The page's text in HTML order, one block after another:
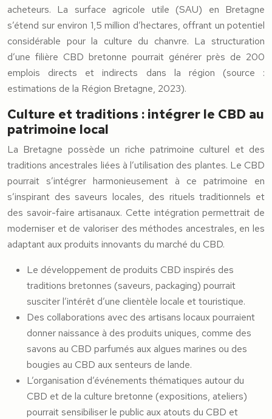
acheteurs. La surface agricole utile (SAU) en Bretagne
s’étend sur environ 1,5 million d’hectares, offrant un potentiel
considérable pour la culture du chanvre. La structuration
d’une filière CBD bretonne pourrait générer près de 200
emplois directs et indirects dans la région (source :
estimations de la Région Bretagne, 2023).
Culture et traditions : intégrer le CBD au
patrimoine local
La Bretagne possède un riche patrimoine culturel et des
traditions ancestrales liées à l’utilisation des plantes. Le CBD
pourrait s’intégrer harmonieusement à ce patrimoine en
s’inspirant des saveurs locales, des rituels traditionnels et
des savoir-faire artisanaux. Cette intégration permettrait de
moderniser et de valoriser des méthodes ancestrales, en les
adaptant aux produits innovants du marché du CBD.
Le développement de produits CBD inspirés des
traditions bretonnes (saveurs, packaging) pourrait
susciter l’intérêt d’une clientèle locale et touristique.
Des collaborations avec des artisans locaux pourraient
donner naissance à des produits uniques, comme des
savons au CBD parfumés aux algues marines ou des
bougies au CBD aux senteurs de lande.
L’organisation d’événements thématiques autour du
CBD et de la culture bretonne (expositions, ateliers)
pourrait sensibiliser le public aux atouts du CBD et